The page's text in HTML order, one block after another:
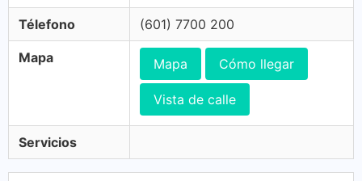
Télefono (601) 7700 200
Mapa Mapa Cómo llegar
Vista de calle
Servicios